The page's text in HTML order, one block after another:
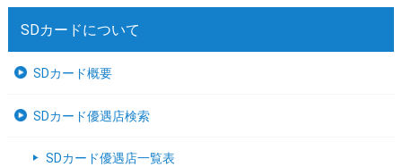
SDカードについて
SDカード概要
SDカード優遇店検索
SDカード優遇店一覧表